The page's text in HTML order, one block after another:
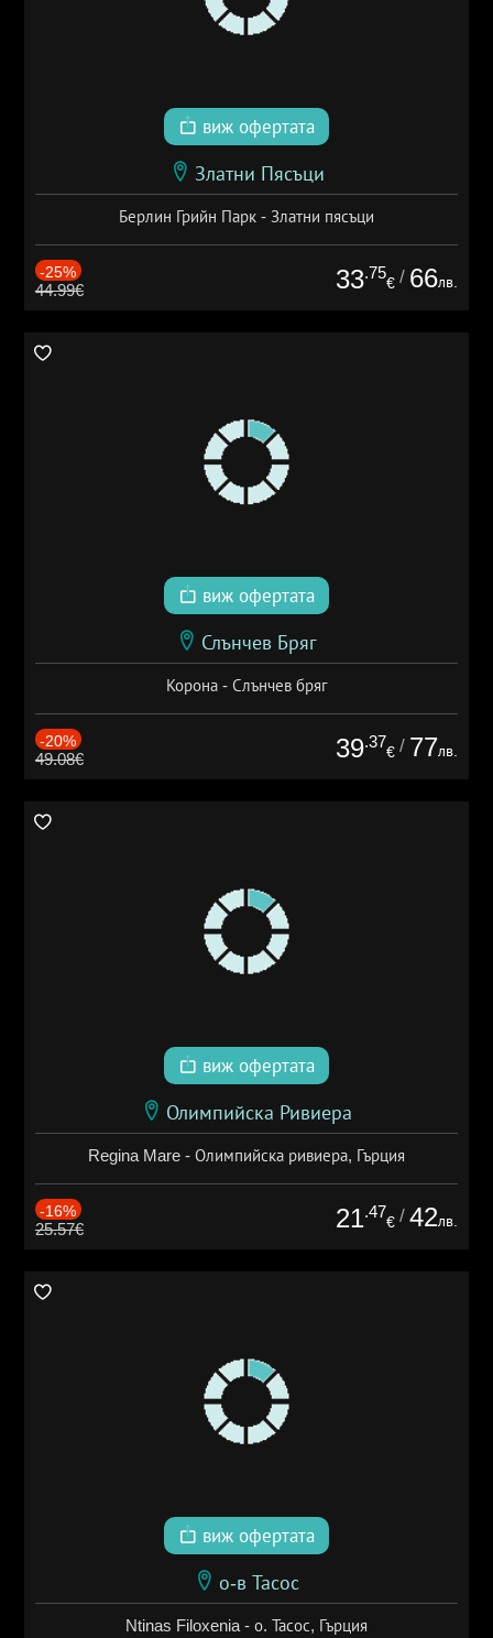
виж офертата
Златни Пясъци
Берлин Грийн Парк - Златни пясъци
-25%
44.99€ 33.75
€ / 66лв.
виж офертата
Слънчев Бряг
Корона - Слънчев бряг
-20%
49.08€ 39.37
€ / 77лв.
виж офертата
Олимпийска Ривиера
Regina Mare - Олимпийска ривиера, Гърция
-16%
25.57€ 21.47
€ / 42лв.
виж офертата
о-в Тасос
Ntinas Filoxenia - о. Тасос, Гърция